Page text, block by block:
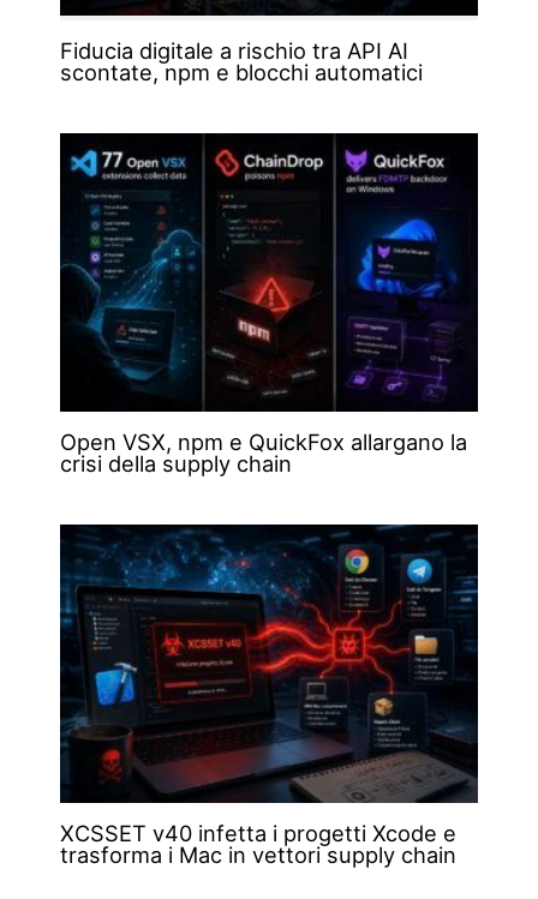
Fiducia digitale a rischio tra API AI
scontate, npm e blocchi automatici
Open VSX, npm e QuickFox allargano la
crisi della supply chain
XCSSET v40 infetta i progetti Xcode e
trasforma i Mac in vettori supply chain